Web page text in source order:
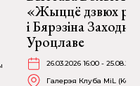
«Жыццё дзвюх
і Бярэзіна
Уроцлаве
26.03.2026 16:00 -
Галерэя Клуба MiL